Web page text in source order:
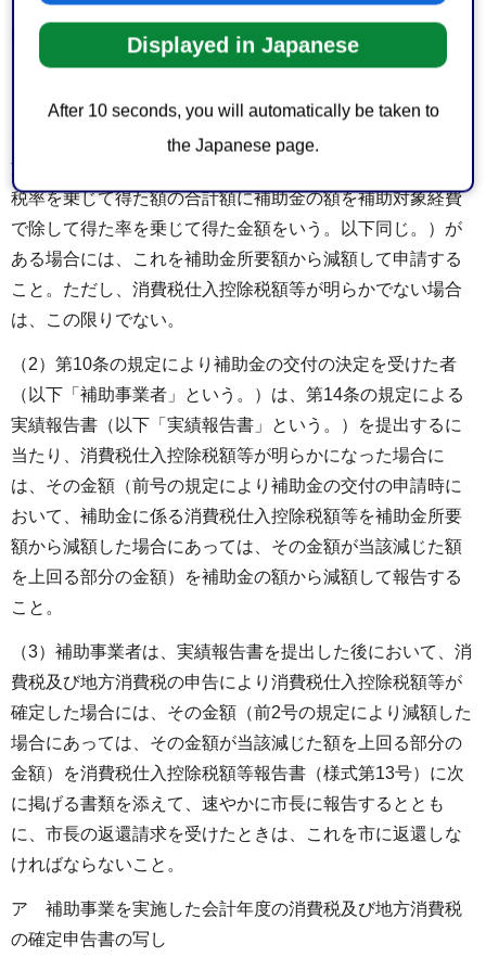
Displayed in Japanese
After 10 seconds, you will automatically be taken to
the Japanese page.
は、次のとおりとする。
よる補助金の交付の申請時において、当該補助金に係る消
費税仕入控除税額等（消費税仕入控除税額と当該金額に地
方税法（昭和25年法律第226号）に規定する地方消費税の
税率を乗じて得た額の合計額に補助金の額を補助対象経費
で除して得た率を乗じて得た金額をいう。以下同じ。）が
ある場合には、これを補助金所要額から減額して申請する
こと。ただし、消費税仕入控除税額等が明らかでない場合
は、この限りでない。
（2）第10条の規定により補助金の交付の決定を受けた者
（以下「補助事業者」という。）は、第14条の規定による
実績報告書（以下「実績報告書」という。）を提出するに
当たり、消費税仕入控除税額等が明らかになった場合に
は、その金額（前号の規定により補助金の交付の申請時に
おいて、補助金に係る消費税仕入控除税額等を補助金所要
額から減額した場合にあっては、その金額が当該減じた額
を上回る部分の金額）を補助金の額から減額して報告する
こと。
（3）補助事業者は、実績報告書を提出した後において、消
費税及び地方消費税の申告により消費税仕入控除税額等が
確定した場合には、その金額（前2号の規定により減額した
場合にあっては、その金額が当該減じた額を上回る部分の
金額）を消費税仕入控除税額等報告書（様式第13号）に次
に掲げる書類を添えて、速やかに市長に報告するととも
に、市長の返還請求を受けたときは、これを市に返還しな
ければならないこと。
ア 補助事業を実施した会計年度の消費税及び地方消費税
の確定申告書の写し